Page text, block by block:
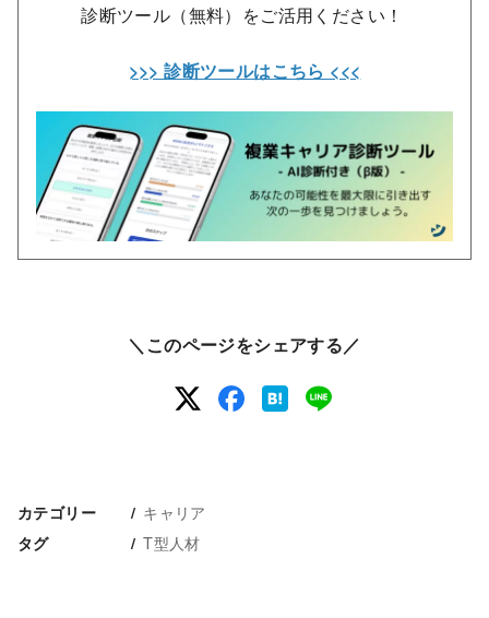
診断ツール（無料）をご活用ください！
>>> 診断ツールはこちら <<<
＼このページをシェアする／
カテゴリー キャリア
タグ T型人材